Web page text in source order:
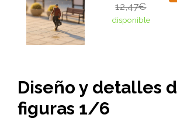
12,47€
disponible
Diseño y detalles
figuras 1/6